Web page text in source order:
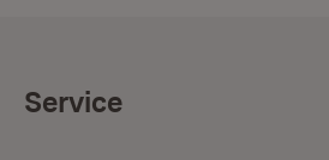
Service